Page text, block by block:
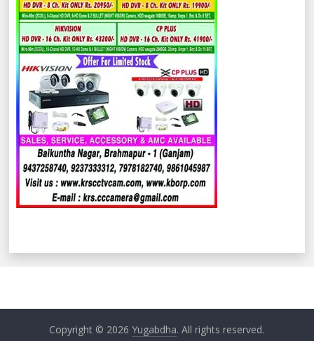
Copyright © 2026Yugabdha. All rights reserved.